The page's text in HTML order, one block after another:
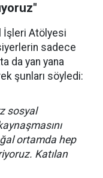
İşleri Atölyesi
sadece
da yan yana
şunları söyledi:
sosyal
ortamda hep
Katılan